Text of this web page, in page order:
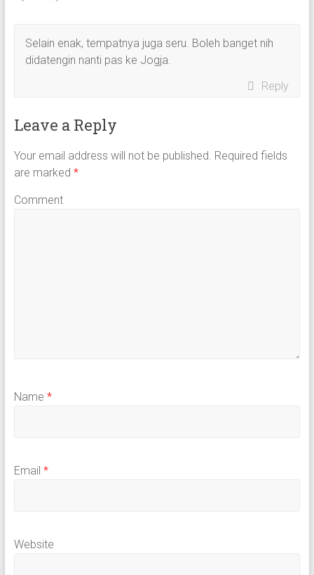
Selain enak, tempatnya juga seru. Boleh banget nih
didatengin nanti pas ke Jogja.
Reply
Leave a Reply
Your email address will not be published. Required fields
are marked *
Comment
Name *
Email *
Website